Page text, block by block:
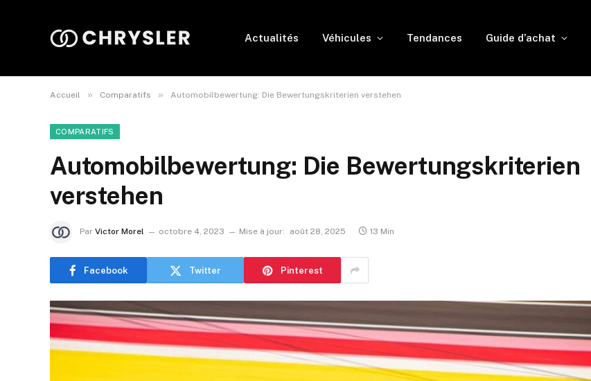
Actualités Véhicules Tendances Guide d’achat
Accueil » Comparatifs » Automobilbewertung: Die Bewertungskriterien verstehen
COMPARATIFS
Automobilbewertung: Die Bewertungskriterien
verstehen
Par Victor Morel octobre 4, 2023 Mise à jour: août 28, 2025 13 Min
Facebook Twitter Pinterest